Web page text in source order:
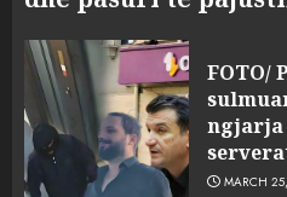
FOTO/
ngjarja
MARCH